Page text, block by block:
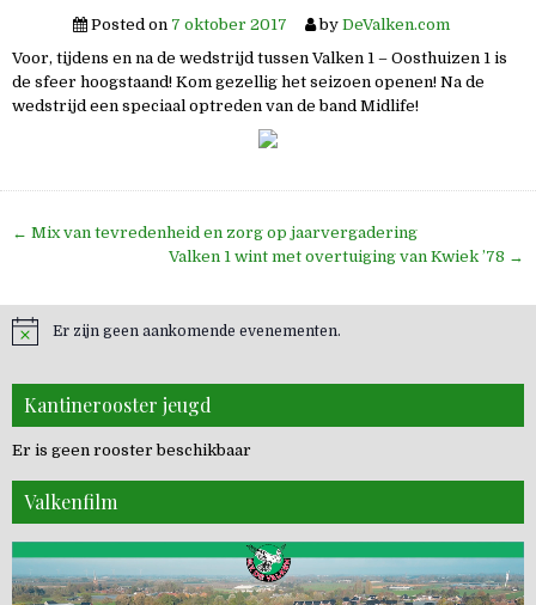
Posted on 7 oktober 2017 by DeValken.com
Voor, tijdens en na de wedstrijd tussen Valken 1 – Oosthuizen 1 is
de sfeer hoogstaand! Kom gezellig het seizoen openen! Na de
wedstrijd een speciaal optreden van de band Midlife!
Bericht
← Mix van tevredenheid en zorg op jaarvergadering
Valken 1 wint met overtuiging van Kwiek ’78 →
Er zijn geen aankomende evenementen.
Kantinerooster jeugd
Er is geen rooster beschikbaar
Valkenfilm